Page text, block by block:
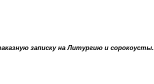
записку на Литургию и сорокоусты.